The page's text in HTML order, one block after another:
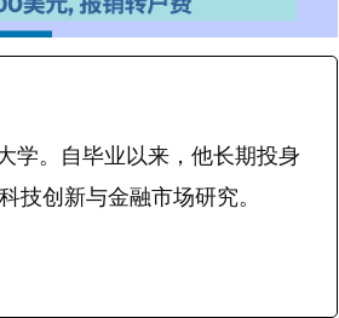
学。自毕业以来，他长期投身
技创新与金融市场研究。